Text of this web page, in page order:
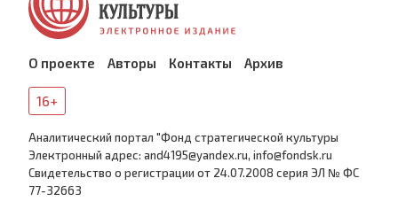
О проекте Авторы Контакты Архив
16+
Аналитический портал "Фонд стратегической культуры
Электронный адрес: and4195@yandex.ru, info@fondsk.ru
Cвидетельство о регистрации от 24.07.2008 серия ЭЛ № ФС
77-32663